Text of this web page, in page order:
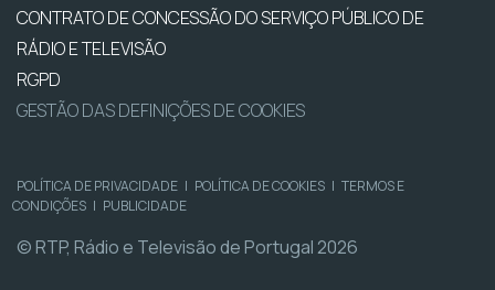
CONTRATO DE CONCESSÃO DO SERVIÇO PÚBLICO DE
RÁDIO E TELEVISÃO
RGPD
GESTÃO DAS DEFINIÇÕES DE COOKIES
POLÍTICA DE PRIVACIDADE | POLÍTICA DE COOKIES | TERMOS E
CONDIÇÕES | PUBLICIDADE
© RTP, Rádio e Televisão de Portugal 2026